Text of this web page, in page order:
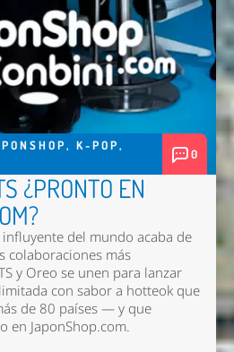
, K-POP,
0
¿PRONTO EN
del mundo acaba de
colaboraciones más
y Oreo se unen para lanzar
con sabor a hotteok que
de 80 países — y que
en JaponShop.com.